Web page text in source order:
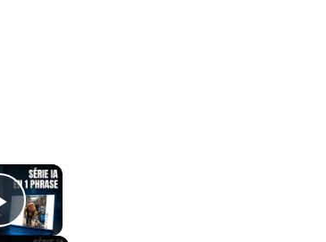
×
Play Video